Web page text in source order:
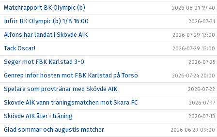
Matchrapport BK Olympic (b) 2026-08-01 19:40
Inför BK Olympic (b) 1/8 16:00 2026-07-31
Alfons har landat i Skövde AIK 2026-07-29 13:00
Tack Oscar! 2026-07-29 12:00
Seger mot FBK Karlstad 3-0 2026-07-25
Genrep inför hösten mot FBK Karlstad på Torsö 2026-07-24 20:00
Spelare som provtränar med Skövde AIK 2026-07-22
Skövde AIK vann träningsmatchen mot Skara FC 2026-07-17
Skövde AIK åter i träning 2026-07-13
Glad sommar och augustis matcher 2026-06-29 09:00